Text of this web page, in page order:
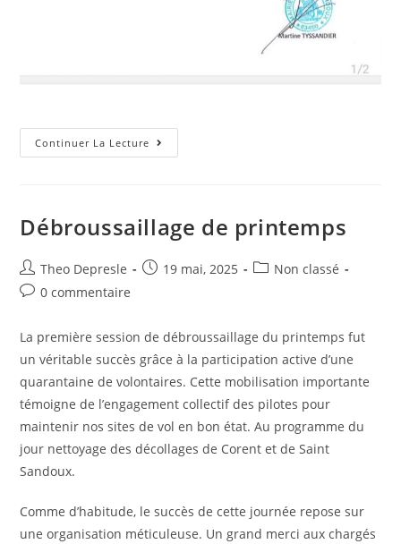
Continuer La Lecture Résumé
De
D’atterrissage
De
Saint-
Sandoux
(alias
Débroussaillage de printemps
Auteur/autrice
de
Theo Depresle
Post19 mai, 2025
PostNon classé
Post0 commentaire
La première session de débroussaillage du printemps fut
un véritable succès grâce à la participation active d’une
quarantaine de volontaires. Cette mobilisation importante
témoigne de l’engagement collectif des pilotes pour
maintenir nos sites de vol en bon état. Au programme du
jour nettoyage des décollages de Corent et de Saint
Sandoux.
Comme d’habitude, le succès de cette journée repose sur
une organisation méticuleuse. Un grand merci aux chargés